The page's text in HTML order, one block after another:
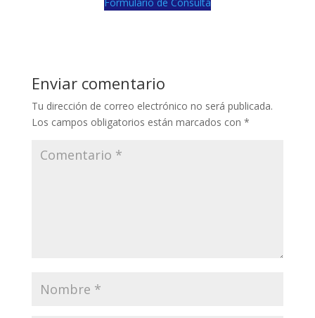
Enviar comentario
Tu dirección de correo electrónico no será publicada.
Los campos obligatorios están marcados con *